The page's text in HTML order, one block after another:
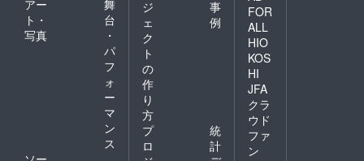
アー
ト・
写真
舞
台
・
パ
フ
ォ
ー
マ
ン
ス
ジ
ェ
ク
ト
の
作
り
方
事
例
プ
ロ
統
計
FOR
ALL
HIO
KOS
HI
JFA
クラ
ウド
ファ
ン